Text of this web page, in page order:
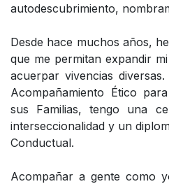
autodescubrimiento,
Desde hace muchos años,
que me permitan expandir
acuerpar vivencias
Acompañamiento Ético
sus Familias, tengo una
interseccionalidad y un
Conductual.
Acompañar a gente como